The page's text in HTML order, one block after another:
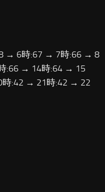
→ 6時:67 → 7時:66 → 8
:66 → 14時:64 → 15
:42 → 21時:42 → 22